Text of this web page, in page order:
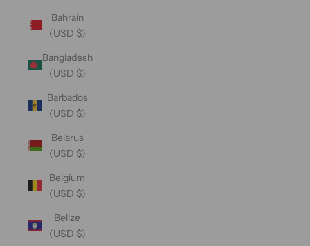
Bahrain
(USD $)
Bangladesh
(USD $)
Barbados
(USD $)
Belarus
(USD $)
Belgium
(USD $)
Belize
(USD $)